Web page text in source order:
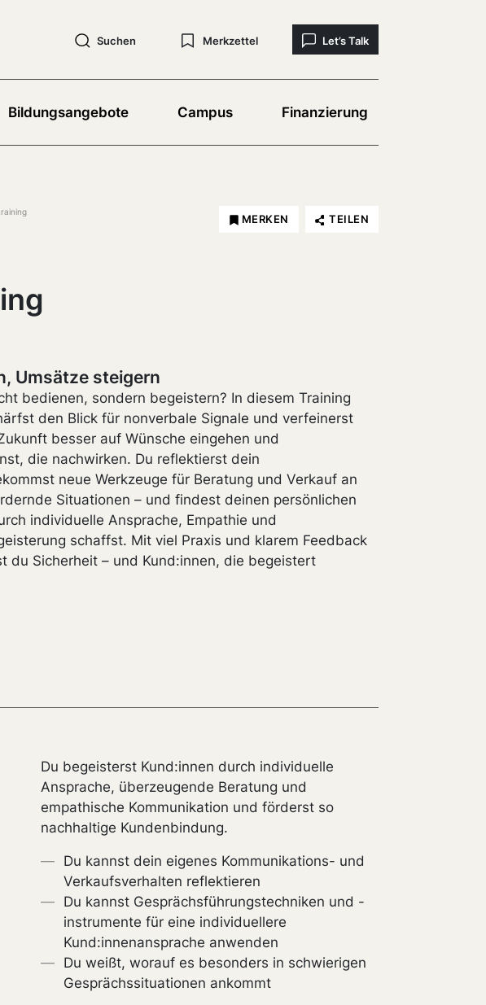
Suchen Merkzettel Let’s Talk
Bildungsangebote Campus Finanzierung
MERKEN TEILEN
Umsätze steigern
bedienen, sondern begeistern? In diesem Training
den Blick für nonverbale Signale und verfeinerst
besser auf Wünsche eingehen und
die nachwirken. Du reflektierst dein
neue Werkzeuge für Beratung und Verkauf an
Situationen – und findest deinen persönlichen
individuelle Ansprache, Empathie und
schaffst. Mit viel Praxis und klarem Feedback
du Sicherheit – und Kund:innen, die begeistert
Du begeisterst Kund:innen durch individuelle
Ansprache, überzeugende Beratung und
empathische Kommunikation und förderst so
nachhaltige Kundenbindung.
Du kannst dein eigenes Kommunikations- und
Verkaufsverhalten reflektieren
Du kannst Gesprächsführungstechniken und -
instrumente für eine individuellere
Kund:innenansprache anwenden
Du weißt, worauf es besonders in schwierigen
Gesprächssituationen ankommt